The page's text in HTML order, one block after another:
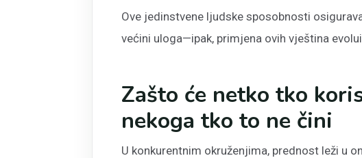
Ove jedinstvene ljudske sposobnosti
većini uloga—ipak, primjena ovih vještina
Zašto će netko tko
nekoga tko to ne čini
U konkurentnim okruženjima, prednost leži u